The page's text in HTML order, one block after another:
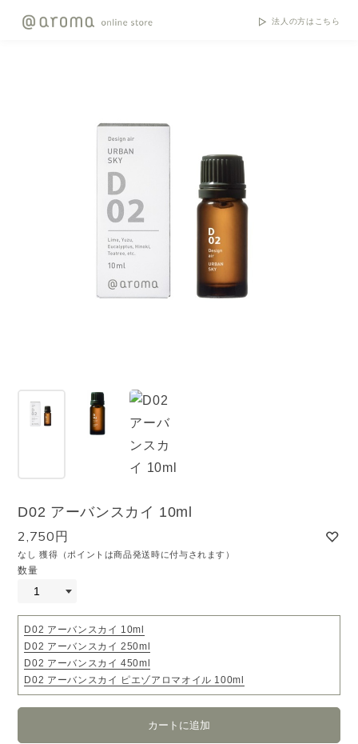
法人の方はこちら
D02 アーバンスカイ 10ml
2,750円
なし 獲得（ポイントは商品発送時に付与されます）
数量
D02 アーバンスカイ 10ml
D02 アーバンスカイ 250ml
D02 アーバンスカイ 450ml
D02 アーバンスカイ ピエゾアロマオイル 100ml